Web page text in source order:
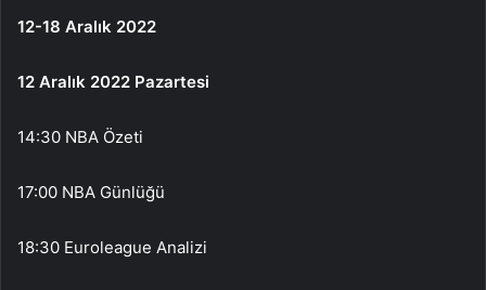
12-18 Aralık 2022
12 Aralık 2022 Pazartesi
14:30 NBA Özeti
17:00 NBA Günlüğü
18:30 Euroleague Analizi